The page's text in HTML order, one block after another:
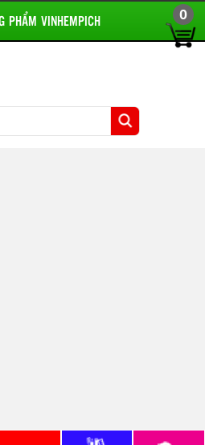
PHẨM VINHEMPICH 0